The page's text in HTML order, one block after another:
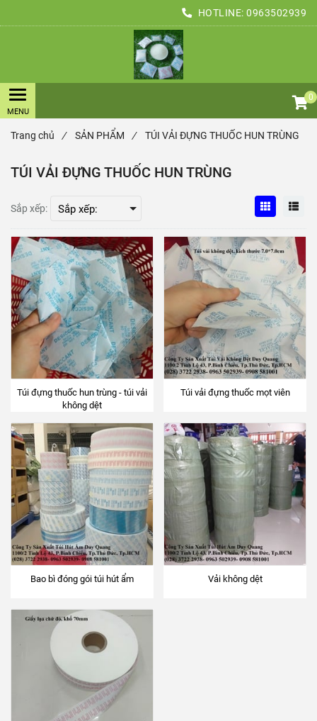
HOTLINE: 0963502939
0
Trang chủ / SẢN PHẨM / TÚI VẢI ĐỰNG THUỐC HUN TRÙNG
TÚI VẢI ĐỰNG THUỐC HUN TRÙNG
Sắp xếp:
Túi đựng thuốc hun trùng - túi vải
không dệt
Túi vải đựng thuốc mọt viên
Bao bì đóng gói túi hút ẩm Vải không dệt